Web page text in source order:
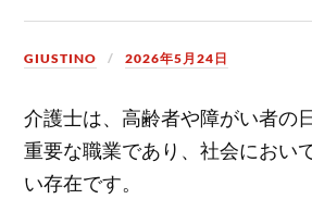
GIUSTINO 2026年5月24日
介護士は、高齢者や障がい者の
重要な職業であり、社会におい
い存在です。